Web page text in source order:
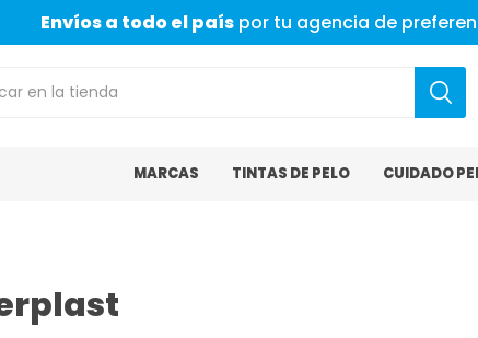
Envíos a todo el país por tu agencia de
MARCAS TINTAS DE PELO CUIDADO